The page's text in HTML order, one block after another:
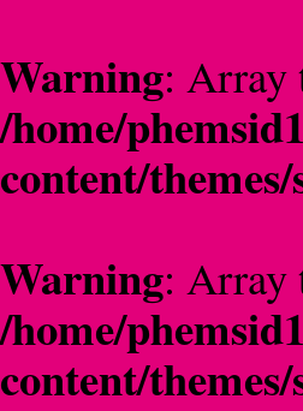
Warning: Array
/home/
content/
Warning: Array
/home/
content/